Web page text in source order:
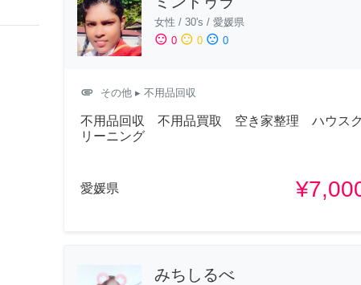
女性 / 30's / 愛媛県
sentiment_satisfied 0 sentiment_neutral 0 sentiment_dissatisfied 0
attachment その他 ▸ 不用品回収
不用品回収 不用品買取 空き家整理 ハウスク
リーニング
愛媛県
みちしるべ